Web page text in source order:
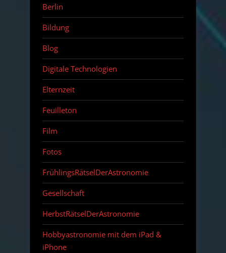
Berlin
Bildung
Blog
Digitale Technologien
Elternzeit
Feuilleton
Film
Fotos
FrühlingsRätselDerAstronomie
Gesellschaft
HerbstRätselDerAstronomie
Hobbyastronomie mit dem iPad &
iPhone